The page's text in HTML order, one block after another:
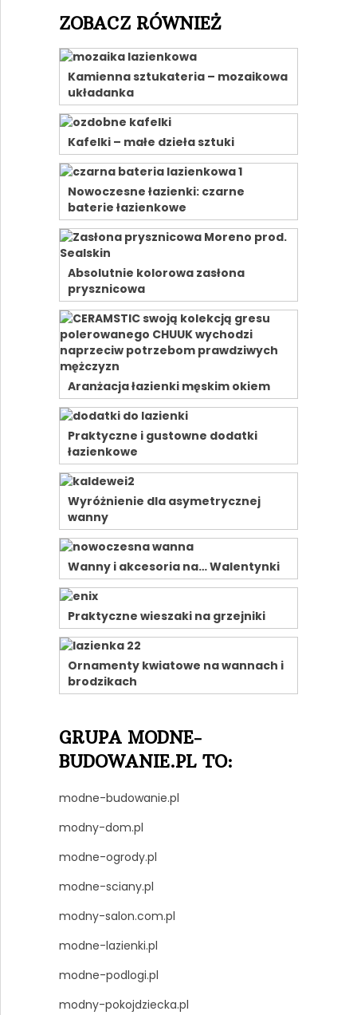
ZOBACZ RÓWNIEŻ
Kamienna sztukateria – mozaikowa
układanka
Kafelki – małe dzieła sztuki
Nowoczesne łazienki: czarne
baterie łazienkowe
Absolutnie kolorowa zasłona
prysznicowa
Aranżacja łazienki męskim okiem
Praktyczne i gustowne dodatki
łazienkowe
Wyróżnienie dla asymetrycznej
wanny
Wanny i akcesoria na… Walentynki
Praktyczne wieszaki na grzejniki
Ornamenty kwiatowe na wannach i
brodzikach
GRUPA MODNE-
BUDOWANIE.PL TO:
modne-budowanie.pl
modny-dom.pl
modne-ogrody.pl
modne-sciany.pl
modny-salon.com.pl
modne-lazienki.pl
modne-podlogi.pl
modny-pokojdziecka.pl